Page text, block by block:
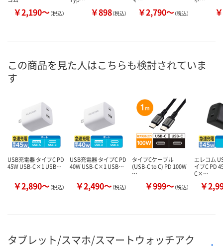
￥2,190～（税込） ￥898（税込） ￥2,790～（税込）
この商品を見た人はこちらも検討されていま
す
USB充電器 タイプC PD
45W USB-C×1 USB…
￥2,890～（税込）
USB充電器 タイプC PD
40W USB-C×1 USB…
￥2,490～（税込）
タイプCケーブル
(USB-C to C) PD 100W
…
￥999～（税込）
エレコム
イプC PD
C×…
￥
タブレット/スマホ/スマートウォッチアク